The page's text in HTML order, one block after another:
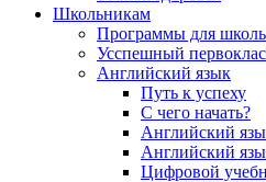
Школьникам
Программы для
Усспешный
Английский язык
Путь к успеху
С чего начать?
Английский
Английский
Цифровой